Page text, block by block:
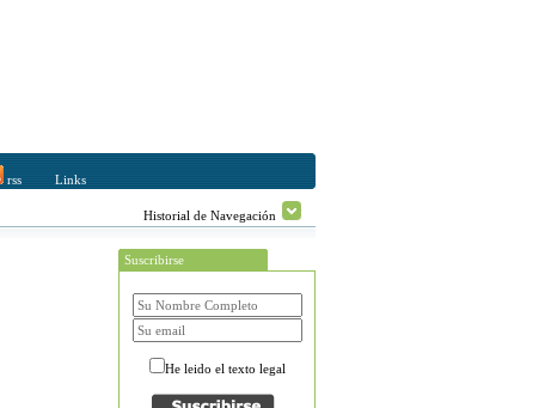
rss Links
Historial de Navegación
Suscribirse
He leido el texto legal